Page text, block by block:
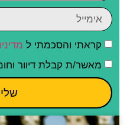
קראתי והסכמתי ל
מאשר/ת קבלת דיוור